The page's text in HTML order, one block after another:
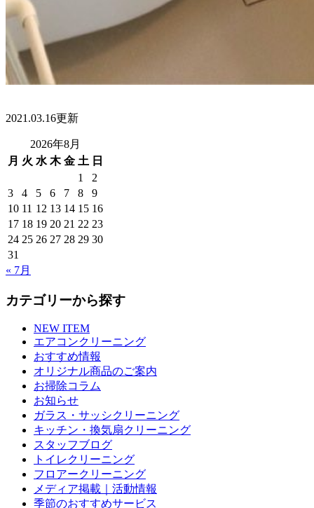
2021.03.16更新
2026年8月
月 火 水 木 金 土 日
1
2
3
4 5 6 7 8
9
10 11 12 13 14 15 16
17 18 19 20 21 22 23
24 25 26 27 28 29 30
31
« 7月
カテゴリーから探す
NEW ITEM
エアコンクリーニング
おすすめ情報
オリジナル商品のご案内
お掃除コラム
お知らせ
ガラス・サッシクリーニング
キッチン・換気扇クリーニング
スタッフブログ
トイレクリーニング
フロアークリーニング
メディア掲載｜活動情報
季節のおすすめサービス